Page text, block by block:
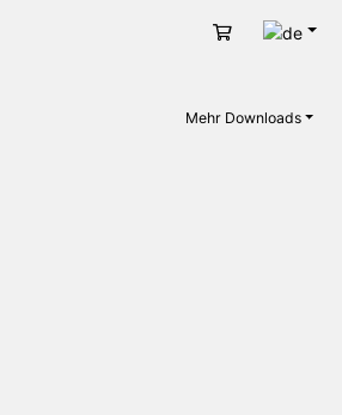
Warenkorb
Mehr Downloads